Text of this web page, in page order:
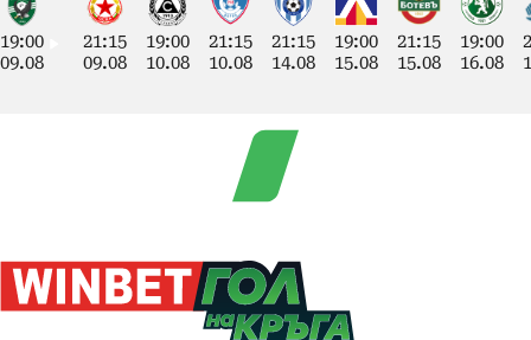
19:00
09.08
21:15
09.08
19:00
10.08
21:15
10.08
21:15
14.08
19:00
15.08
21:15
15.08
19:00
16.08